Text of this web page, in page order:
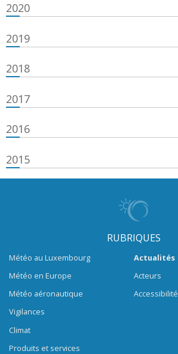
2020
2019
2018
2017
2016
2015
RUBRIQUES
Météo au Luxembourg
Météo en Europe
Météo aéronautique
Vigilances
Climat
Produits et services
Actualités
Acteurs
Accessibilité